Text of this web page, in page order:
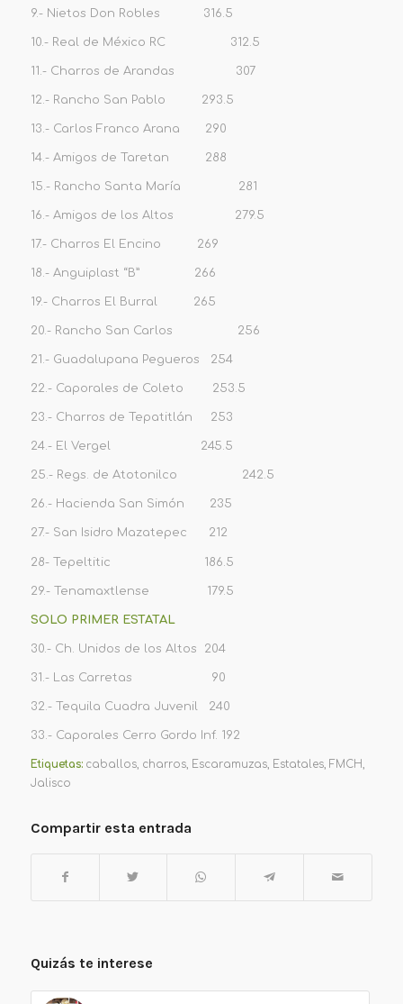
9.- Nietos Don Robles 316.5
10.- Real de México RC 312.5
11.- Charros de Arandas 307
12.- Rancho San Pablo 293.5
13.- Carlos Franco Arana 290
14.- Amigos de Taretan 288
15.- Rancho Santa María 281
16.- Amigos de los Altos 279.5
17.- Charros El Encino 269
18.- Anguiplast “B” 266
19.- Charros El Burral 265
20.- Rancho San Carlos 256
21.- Guadalupana Pegueros 254
22.- Caporales de Coleto 253.5
23.- Charros de Tepatitlán 253
24.- El Vergel 245.5
25.- Regs. de Atotonilco 242.5
26.- Hacienda San Simón 235
27.- San Isidro Mazatepec 212
28- Tepeltitic 186.5
29.- Tenamaxtlense 179.5
SOLO PRIMER ESTATAL
30.- Ch. Unidos de los Altos 204
31.- Las Carretas 90
32.- Tequila Cuadra Juvenil 240
33.- Caporales Cerro Gordo Inf. 192
Etiquetas: caballos, charros, Escaramuzas, Estatales, FMCH,
Jalisco
Compartir esta entrada
Quizás te interese